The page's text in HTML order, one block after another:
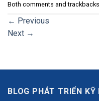
Both comments and
← Previous
Next →
BLOG PHÁT TRIỂN KỸ